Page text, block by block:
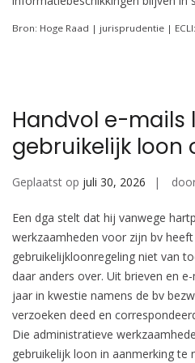
Bron: Hoge Raad | jurisprudentie |
Handvol e-mails
gebruikelijk loon
Geplaatst op juli 30, 2026
Een dga stelt dat hij vanwege
werkzaamheden voor zijn bv
gebruikelijkloonregeling niet van
daar anders over. Uit brieven en
jaar in kwestie namens de bv
verzoeken deed en
Die administratieve
gebruikelijk loon in aanmerking te